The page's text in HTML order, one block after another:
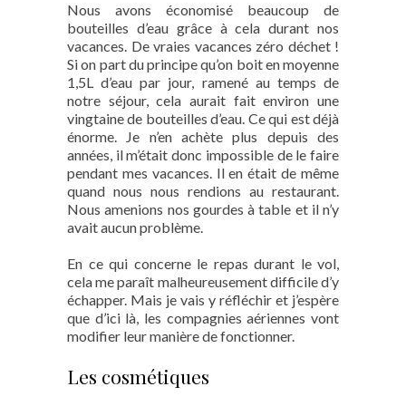
Nous avons économisé beaucoup de
bouteilles d’eau grâce à cela durant nos
vacances. De vraies vacances zéro déchet !
Si on part du principe qu’on boit en moyenne
1,5L d’eau par jour, ramené au temps de
notre séjour, cela aurait fait environ une
vingtaine de bouteilles d’eau. Ce qui est déjà
énorme. Je n’en achète plus depuis des
années, il m’était donc impossible de le faire
pendant mes vacances. Il en était de même
quand nous nous rendions au restaurant.
Nous amenions nos gourdes à table et il n’y
avait aucun problème.
En ce qui concerne le repas durant le vol,
cela me paraît malheureusement difficile d’y
échapper. Mais je vais y réfléchir et j’espère
que d’ici là, les compagnies aériennes vont
modifier leur manière de fonctionner.
Les cosmétiques